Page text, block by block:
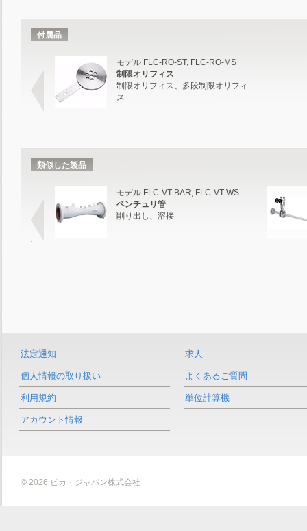
付属品
モデル FLC-RO-ST, FLC-RO-MS
制限オリフィス
制限オリフィス、多段制限オリフィ
ス
類似した製品
モデル FLC-VT-BAR, FLC-VT-WS
ベンチュリ管
削り出し、溶接
法定通知
個人情報の取り扱い
利用規約
アカウント情報
求人
よくあるご質問
単位計算機
© 2026 ビカ・ジャパン株式会社